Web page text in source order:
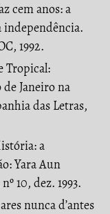
cem anos: a
independência.
1992.
Tropical:
Janeiro na
das Letras,
a
Yara Aun
10, dez. 1993.
nunca d’antes